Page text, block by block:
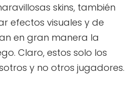
skins, también
efectos visuales y de
en gran manera la
Claro, estos solo los
y no otros jugadores.